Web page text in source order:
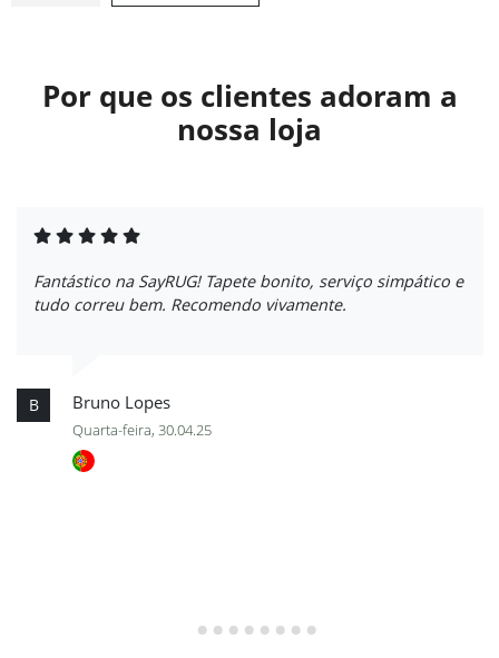
Por que os clientes adoram a
nossa loja
Fantástico na SayRUG! Tapete bonito, serviço simpático e
tudo correu bem. Recomendo vivamente.
B Bruno Lopes
Quarta-feira, 30.04.25